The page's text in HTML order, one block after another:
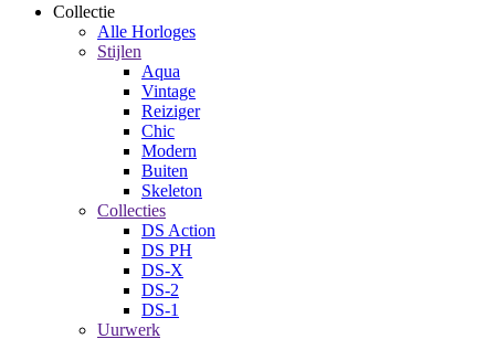
Collectie
Alle Horloges
Stijlen
Aqua
Vintage
Reiziger
Chic
Modern
Buiten
Skeleton
Collecties
DS Action
DS PH
DS-X
DS-2
DS-1
Uurwerk